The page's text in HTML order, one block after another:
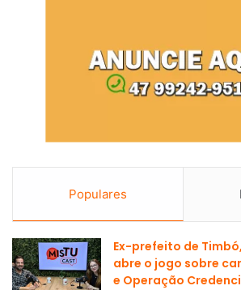
Populares
Ex-prefeito de
abre o jogo sobre
e Operação